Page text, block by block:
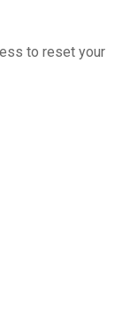
to reset your